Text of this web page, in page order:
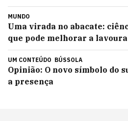
MUNDO
Uma virada no abacate:
que pode melhorar a lavoura
UM CONTEÚDO BÚSSOLA
Opinião: O novo símbolo do
a presença